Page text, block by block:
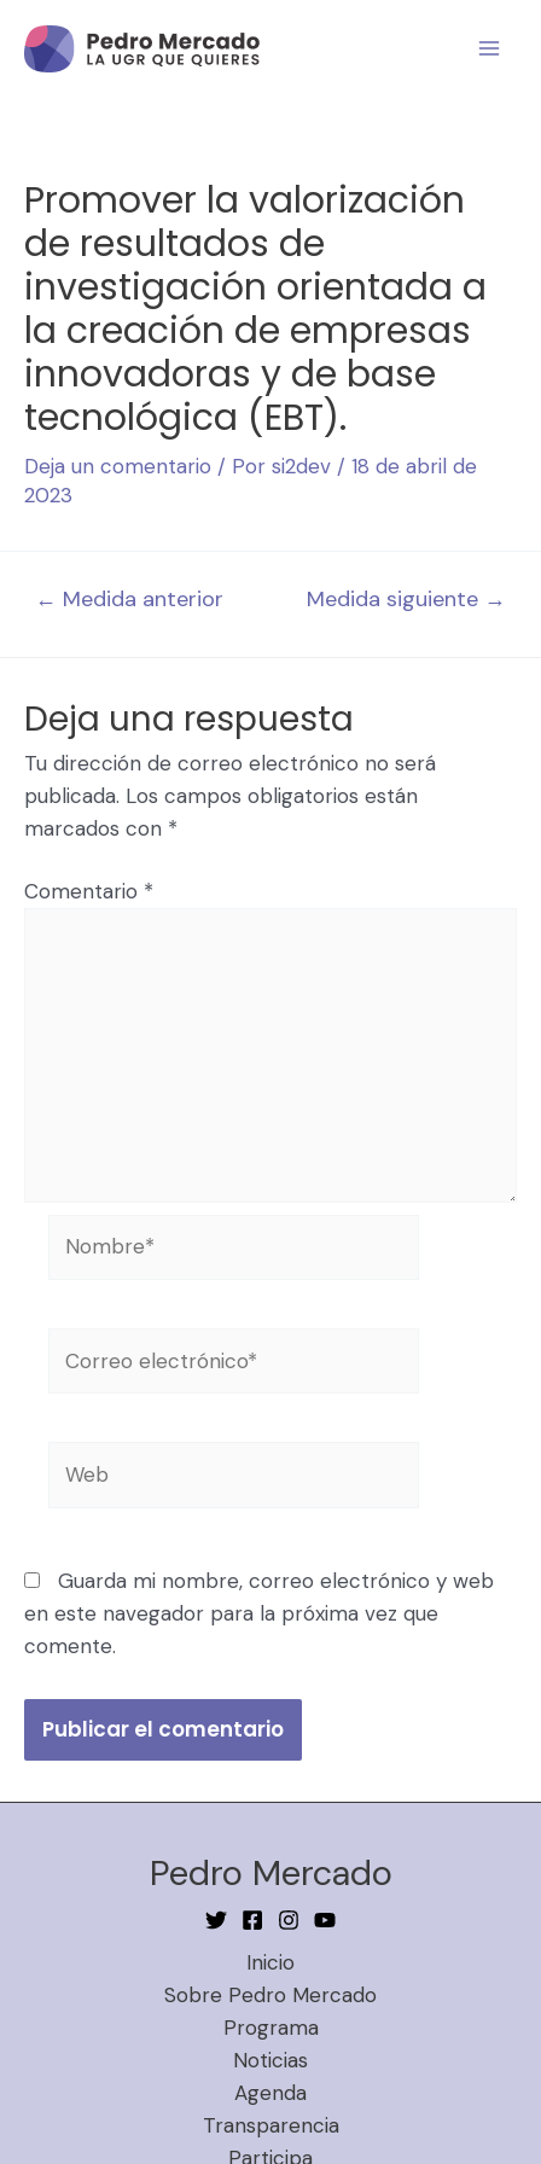
Promover la valorización
de resultados de
investigación orientada a
la creación de empresas
innovadoras y de base
tecnológica (EBT).
Deja un comentario / Por si2dev / 18 de abril de
2023
← Medida anterior Medida siguiente →
Deja una respuesta
Tu dirección de correo electrónico no será
publicada. Los campos obligatorios están
marcados con *
Comentario *
Guarda mi nombre, correo electrónico y web
en este navegador para la próxima vez que
comente.
Pedro Mercado
Inicio
Sobre Pedro Mercado
Programa
Noticias
Agenda
Transparencia
Participa